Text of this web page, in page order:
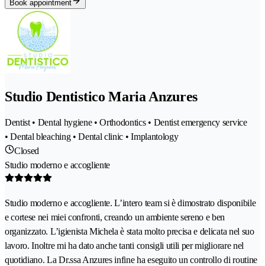
Book appointment
Studio Dentistico Maria Anzures
Dentist • Dental hygiene • Orthodontics • Dentist emergency service
• Dental bleaching • Dental clinic • Implantology
Closed
Studio moderno e accogliente
Studio moderno e accogliente. L’intero team si è dimostrato disponibile
e cortese nei miei confronti, creando un ambiente sereno e ben
organizzato. L’igienista Michela è stata molto precisa e delicata nel suo
lavoro. Inoltre mi ha dato anche tanti consigli utili per migliorare nel
quotidiano. La Dr.ssa Anzures infine ha eseguito un controllo di routine